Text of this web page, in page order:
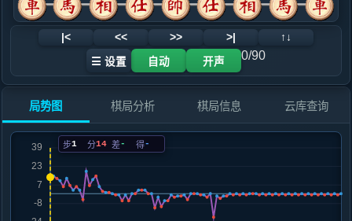
.....车１退１
黑+1
12. 车二进四
黑+6
车二进六
黑+1
黑+6
仕四进五
.....砲２平３
红+0
车１平４
14. 炮五平四
红+0
马三进二
.....马３退４
红+3
车１平４
15. 相七进五
红+3
.....砲９退１
16. 兵三平四
红+0
车二退一
.....卒３进１
红+0
|< << >> >| ↑↓
☰ 设置 自动 开声 0/90
局势图 棋局分析 棋局信息 云库查询
步1 分14 差- 得-